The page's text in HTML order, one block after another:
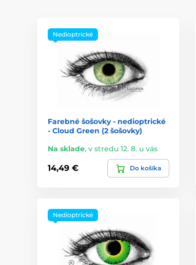
Nedioptrické
Farebné šošovky - nedioptrické
- Cloud Green (2 šošovky)
Na sklade, v stredu 12. 8. u vás
14,49 € Do košíka
Nedioptrické